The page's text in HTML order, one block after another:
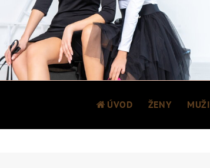
ÚVOD ŽENY MUŽI